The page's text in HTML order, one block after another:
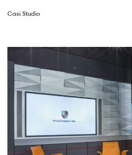
Casi Studio